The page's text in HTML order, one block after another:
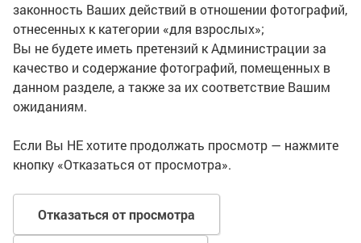
законность Ваших действий в отношении фотографий,
отнесенных к категории «для взрослых»;
Вы не будете иметь претензий к Администрации за
качество и содержание фотографий, помещенных в
данном разделе, а также за их соответствие Вашим
ожиданиям.
Если Вы НЕ хотите продолжать просмотр — нажмите
кнопку «Отказаться от просмотра».
Отказаться от просмотра